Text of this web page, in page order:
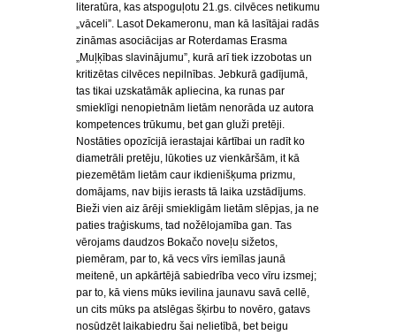
literatūra, kas atspoguļotu 21.gs. cilvēces netikumu
„vāceli”. Lasot Dekameronu, man kā lasītājai radās
zināmas asociācijas ar Roterdamas Erasma
„Muļķības slavinājumu”, kurā arī tiek izzobotas un
kritizētas cilvēces nepilnības. Jebkurā gadījumā,
tas tikai uzskatāmāk apliecina, ka runas par
smieklīgi nenopietnām lietām nenorāda uz autora
kompetences trūkumu, bet gan gluži pretēji.
Nostāties opozīcijā ierastajai kārtībai un radīt ko
diametrāli pretēju, lūkoties uz vienkāršām, it kā
piezemētām lietām caur ikdienišķuma prizmu,
domājams, nav bijis ierasts tā laika uzstādījums.
Bieži vien aiz ārēji smiekligām lietām slēpjas, ja ne
paties traģiskums, tad nožēlojamība gan. Tas
vērojams daudzos Bokačo noveļu sižetos,
piemēram, par to, kā vecs vīrs iemīlas jaunā
meitenē, un apkārtējā sabiedrība veco vīru izsmej;
par to, kā viens mūks ievilina jaunavu savā cellē,
un cits mūks pa atslēgas šķirbu to novēro, gatavs
nosūdzēt laikabiedru šai nelietībā, bet beigu